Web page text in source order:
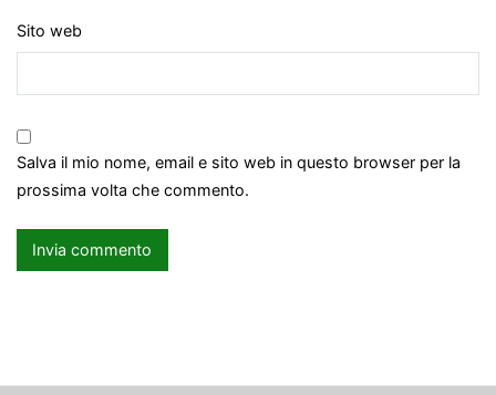
Sito web
Salva il mio nome, email e sito web in questo browser per la
prossima volta che commento.